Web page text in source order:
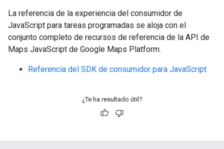
La referencia de la experiencia del consumidor de
JavaScript para tareas programadas se aloja con el
conjunto completo de recursos de referencia de la API de
Maps JavaScript de Google Maps Platform.
Referencia del SDK de consumidor para JavaScript
¿Te ha resultado útil?